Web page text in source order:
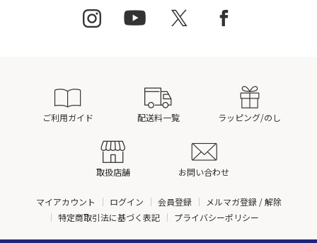
ご利用ガイド 配送料一覧 ラッピング/のし
取扱店舗 お問い合わせ
マイアカウント ログイン 会員登録
メルマガ登録 / 解除
特定商取引法に基づく表記
プライバシーポリシー